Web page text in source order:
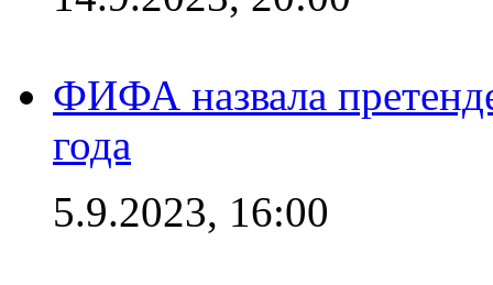
ФИФА назвала
года
5.9.2023, 16:00